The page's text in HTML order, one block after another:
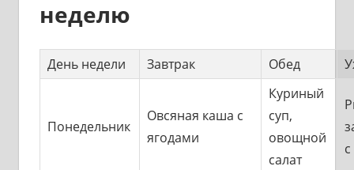
неделю
День недели Завтрак Обед
Понедельник
Овсяная каша с
ягодами
Куриный
суп,
овощной
салат